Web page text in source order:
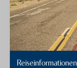
Reiseinformationen